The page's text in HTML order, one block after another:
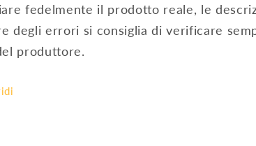
fedelmente il prodotto reale, le
degli errori si consiglia di verificare
produttore.